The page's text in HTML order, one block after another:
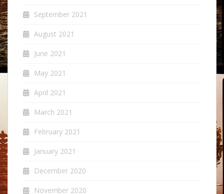
September 2021
August 2021
June 2021
May 2021
April 2021
March 2021
February 2021
January 2021
December 2020
November 2020